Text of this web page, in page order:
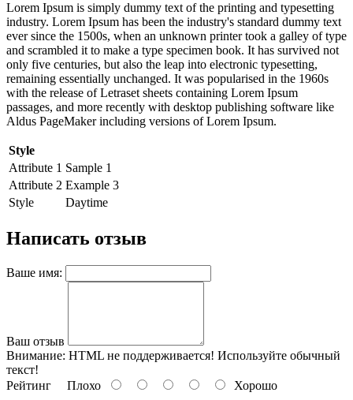
Lorem Ipsum is simply dummy text of the printing and typesetting
industry. Lorem Ipsum has been the industry's standard dummy text
ever since the 1500s, when an unknown printer took a galley of type
and scrambled it to make a type specimen book. It has survived not
only five centuries, but also the leap into electronic typesetting,
remaining essentially unchanged. It was popularised in the 1960s
with the release of Letraset sheets containing Lorem Ipsum
passages, and more recently with desktop publishing software like
Aldus PageMaker including versions of Lorem Ipsum.
Style
Attribute 1 Sample 1
Attribute 2 Example 3
Style
Daytime
Написать отзыв
Ваше имя:
Ваш отзыв
Внимание: HTML не поддерживается! Используйте обычный
текст!
Рейтинг Плохо Хорошо